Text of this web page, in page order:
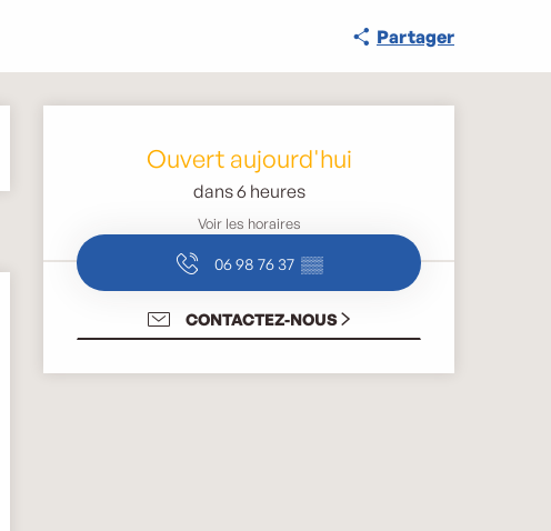
Partager
Ouverture et
Ouvert aujourd'hui
dans 6 heures
Voir les horaires
06 98 76 37 ▒▒
CONTACTEZ-NOUS